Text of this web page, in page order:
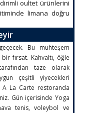
oultet ürünlerini
limana doğru
Bu muhteşem
fırsat. Kahvaltı, öğle
taze olarak
çeşitli yiyecekleri
La Carte restoranda
Gün içerisinde Yoga
tenis, voleybol ve